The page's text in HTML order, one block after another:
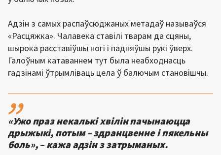
Адзін з самых распаўсюджаных метадаў называўся
«Расцяжка». Чалавека ставілі тварам да сцяны,
шырока расставіўшы ногі і падняўшы рукі ўверх.
Галоўным катаваннем тут была неабходнасць
гадзінамі ўтрымліваць цела ў балючым становішчы.
,,
«Ужо праз некалькі хвілін пачынаюцца
дрыжыкі, потым – здранцвенне і пякельны
боль», – кажа адзін з затрыманых.